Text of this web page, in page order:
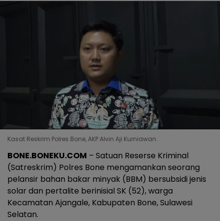
Kasat Reskrim Polres Bone, AKP Alvin Aji Kurniawan.
BONE.BONEKU.COM – Satuan Reserse Kriminal
(Satreskrim) Polres Bone mengamankan seorang
pelansir bahan bakar minyak (BBM) bersubsidi jenis
solar dan pertalite berinisial SK (52), warga
Kecamatan Ajangale, Kabupaten Bone, Sulawesi
Selatan.